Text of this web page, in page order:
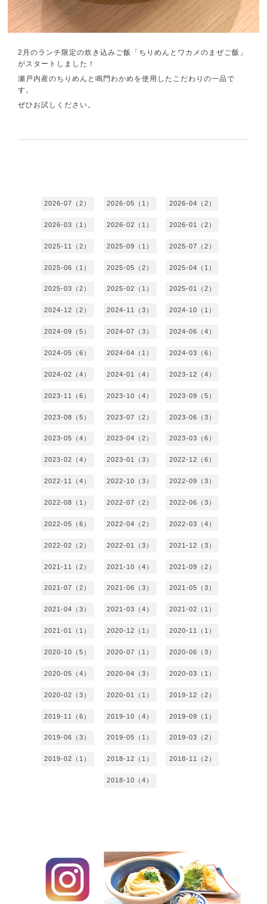
2月のランチ限定の炊き込みご飯「ちりめんとワカメのまぜご飯」
がスタートしました！
瀬戸内産のちりめんと鳴門わかめを使用したこだわりの一品で
す。
ぜひお試しください。
2026-07（2） 2026-05（1） 2026-04（2）
2026-03（1） 2026-02（1） 2026-01（2）
2025-11（2） 2025-09（1） 2025-07（2）
2025-06（1） 2025-05（2） 2025-04（1）
2025-03（2） 2025-02（1） 2025-01（2）
2024-12（2） 2024-11（3） 2024-10（1）
2024-09（5） 2024-07（3） 2024-06（4）
2024-05（6） 2024-04（1） 2024-03（6）
2024-02（4） 2024-01（4） 2023-12（4）
2023-11（6） 2023-10（4） 2023-09（5）
2023-08（5） 2023-07（2） 2023-06（3）
2023-05（4） 2023-04（2） 2023-03（6）
2023-02（4） 2023-01（3） 2022-12（6）
2022-11（4） 2022-10（3） 2022-09（3）
2022-08（1） 2022-07（2） 2022-06（3）
2022-05（6） 2022-04（2） 2022-03（4）
2022-02（2） 2022-01（3） 2021-12（3）
2021-11（2） 2021-10（4） 2021-09（2）
2021-07（2） 2021-06（3） 2021-05（3）
2021-04（3） 2021-03（4） 2021-02（1）
2021-01（1） 2020-12（1） 2020-11（1）
2020-10（5） 2020-07（1） 2020-06（3）
2020-05（4） 2020-04（3） 2020-03（1）
2020-02（3） 2020-01（1） 2019-12（2）
2019-11（6） 2019-10（4） 2019-09（1）
2019-06（3） 2019-05（1） 2019-03（2）
2019-02（1） 2018-12（1） 2018-11（2）
2018-10（4）